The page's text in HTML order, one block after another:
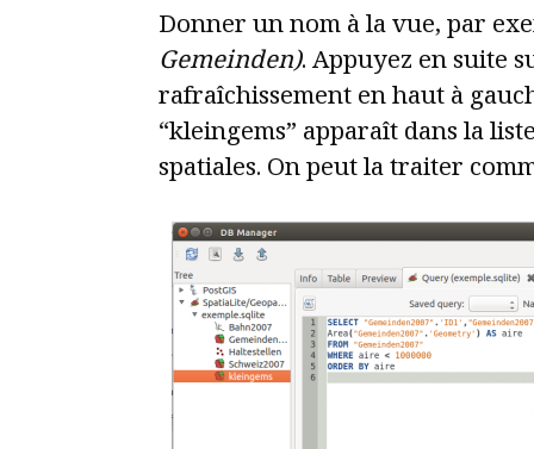
Donner un nom à la vue, par
Gemeinden). Appuyez en suite
rafraîchissement en haut à
“kleingems” apparaît dans la
spatiales. On peut la traiter